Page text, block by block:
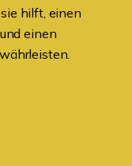
hilft, einen
einen